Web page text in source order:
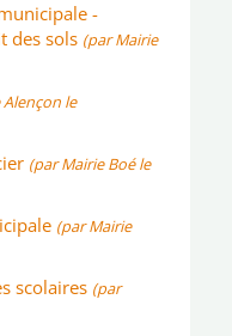
-
des sols (par Mairie
le
(par Mairie Boé le
(par Mairie
scolaires (par